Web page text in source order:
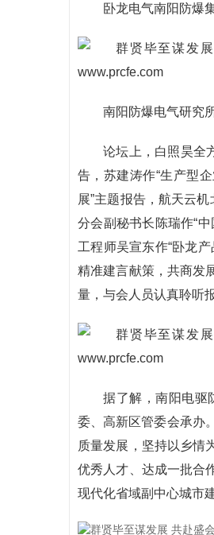
卧龙电气南阳防爆
南阳防爆电气研究
论坛上，白照昊全
告，苏建涛作“生产型
展”主题报告，航天云
分会副秘书长陈瑞作“
工程师吴宣东作“卧龙
精准建言献策，共商发
量，与会人员认真聆听
据了解，南阳电驱
委、高新区管委会承办
质量发展，坚持以乡情
优秀人才、达成一批合
现代化省域副中心城市建